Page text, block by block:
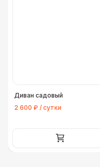
Диван садовый
2 600 ₽ / сутки